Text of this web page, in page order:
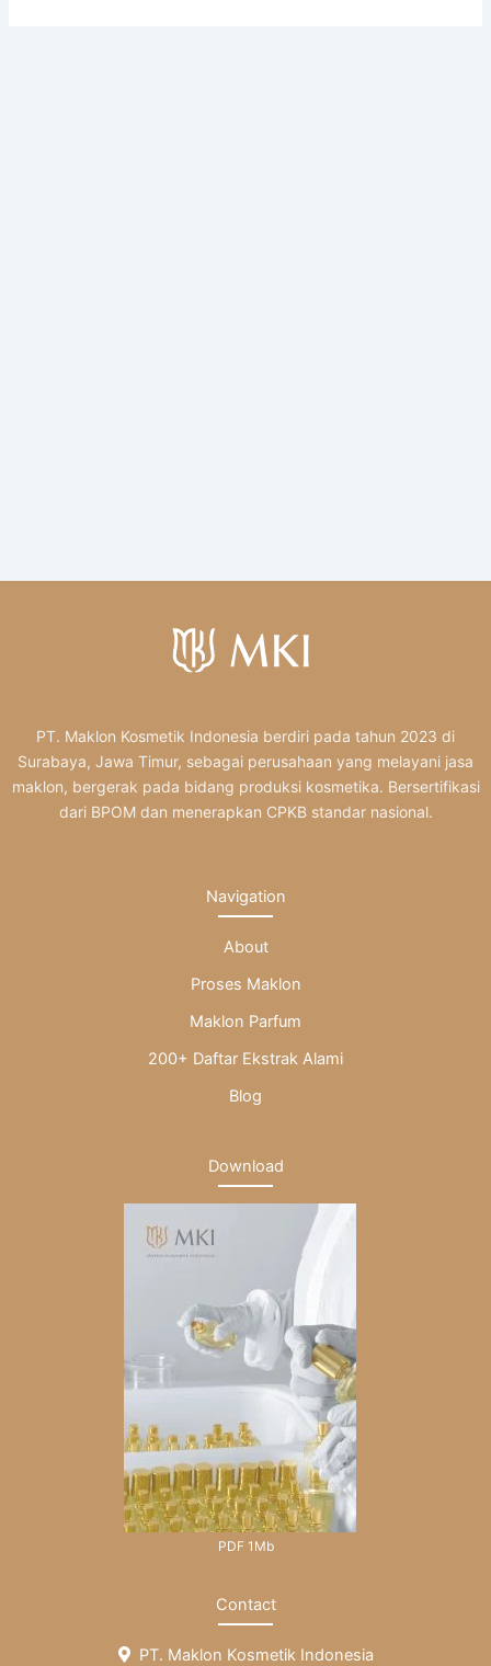
PT. Maklon Kosmetik Indonesia berdiri pada tahun 2023 di
Surabaya, Jawa Timur, sebagai perusahaan yang melayani jasa
maklon, bergerak pada bidang produksi kosmetika. Bersertifikasi
dari BPOM dan menerapkan CPKB standar nasional.
Navigation
About
Proses Maklon
Maklon Parfum
200+ Daftar Ekstrak Alami
Blog
Download
PDF 1Mb
Contact
PT. Maklon Kosmetik Indonesia